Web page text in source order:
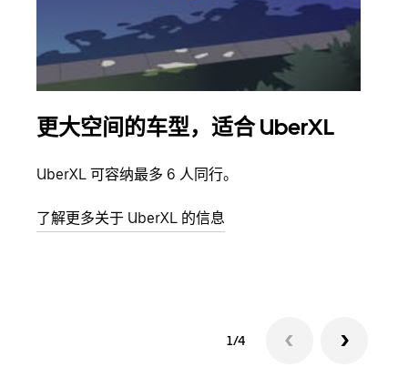
更大空间的车型，适合 UberXL
UberXL 可容纳最多 6 人同行。
了解更多关于 UberXL 的信息
1/4